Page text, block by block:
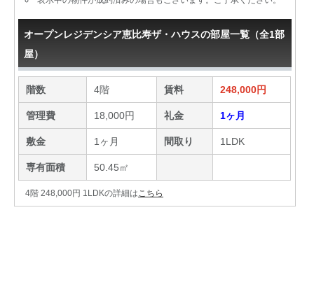
オープンレジデンシア恵比寿ザ・ハウスの部屋一覧（全1部
屋）
階数 4階 賃料 248,000円
管理費 18,000円 礼金 1ヶ月
敷金 1ヶ月 間取り 1LDK
専有面積 50.45㎡
4階 248,000円 1LDKの詳細は こちら